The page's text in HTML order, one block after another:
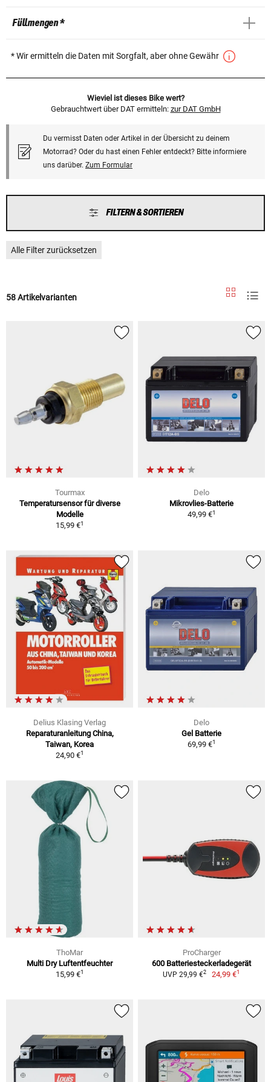
Füllmengen *
* Wir ermitteln die Daten mit Sorgfalt, aber ohne Gewähr
Wieviel ist dieses Bike wert?
Gebrauchtwert über DAT ermitteln: zur DAT GmbH
Du vermisst Daten oder Artikel in der Übersicht zu deinem
Motorrad? Oder du hast einen Fehler entdeckt? Bitte informiere
uns darüber. Zum Formular
FILTERN & SORTIEREN
Alle Filter zurücksetzen
58 Artikelvarianten
Tourmax
Temperatursensor für diverse
Modelle
15,99 €1
Delo
Mikrovlies-Batterie
49,99 €1
Delius Klasing Verlag
Reparaturanleitung China,
Taiwan, Korea
24,90 €1
Delo
Gel Batterie
69,99 €1
ThoMar
Multi Dry Luftentfeuchter
15,99 €1
ProCharger
600 Batteriesteckerladegerät
UVP 29,99 €2 24,99 €1